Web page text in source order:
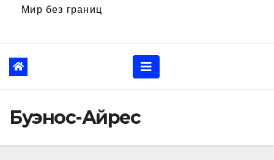
Мир без границ
Буэнос-Айрес